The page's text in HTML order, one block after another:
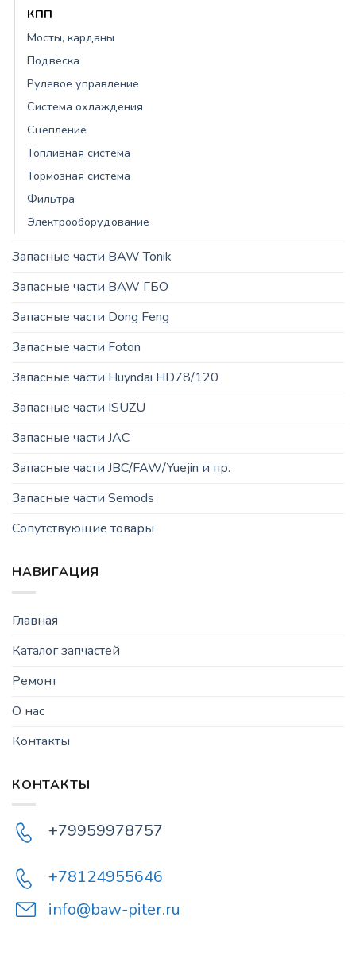
КПП
Мосты, карданы
Подвеска
Рулевое управление
Система охлаждения
Сцепление
Топливная система
Тормозная система
Фильтра
Электрооборудование
Запасные части BAW Tonik
Запасные части BAW ГБО
Запасные части Dong Feng
Запасные части Foton
Запасные части Huyndai HD78/120
Запасные части ISUZU
Запасные части JAC
Запасные части JBC/FAW/Yuejin и пр.
Запасные части Semods
Сопутствующие товары
НАВИГАЦИЯ
Главная
Каталог запчастей
Ремонт
О нас
Контакты
КОНТАКТЫ
+79959978757
+78124955646
info@baw-piter.ru